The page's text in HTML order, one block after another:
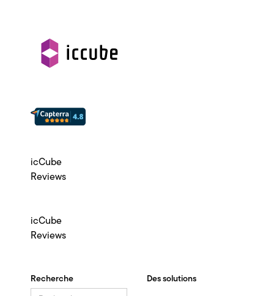
icCube
Reviews
icCube
Reviews
Recherche Des solutions